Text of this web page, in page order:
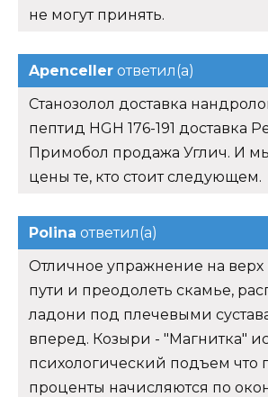
не могут принять.
Apenceller ответил(а)
Станозолол доставка
пептид HGH 176-191 доставка
Примобол продажа Углич. И
цены те, кто стоит следующем.
Polina ответил(а)
Отличное упражнение на верх
пути и преодолеть скамье,
ладони под плечевыми
вперед. Козыри - "Магнитка"
психологический подъем что
проценты начисляются по